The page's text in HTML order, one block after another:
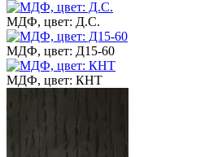
МДФ, цвет: Д.С.
МДФ, цвет: Д15-60
МДФ, цвет: КНТ